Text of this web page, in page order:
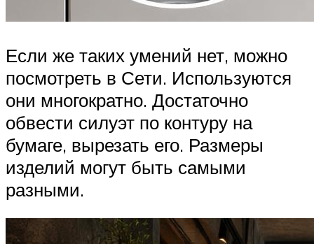
Если же таких умений нет, можно
посмотреть в Сети. Используются
они многократно. Достаточно
обвести силуэт по контуру на
бумаге, вырезать его. Размеры
изделий могут быть самыми
разными.